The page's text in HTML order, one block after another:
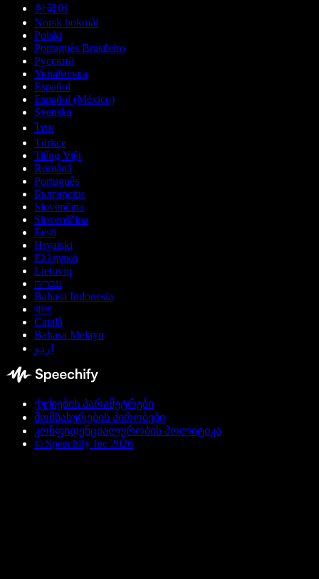
한국어
Norsk bokmål
Polski
Português Brasileiro
Русский
Українська
Español
Español (México)
Svenska
ไทย
Türkçe
Tiếng Việt
Română
Português
Български
Slovenčina
Slovenščina
Eesti
Hrvatski
Ελληνικά
Lietuvių
עברית
Bahasa Indonesia
বাংলা
Català
Bahasa Melayu
اردو
ქუქიების პარამეტრები
მომსახურების პირობები
კონფიდენციალურობის პოლიტიკა
© Speechify Inc 2026